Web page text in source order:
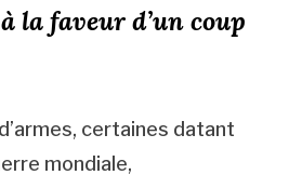
la faveur d’un coup
certaines datant
mondiale,